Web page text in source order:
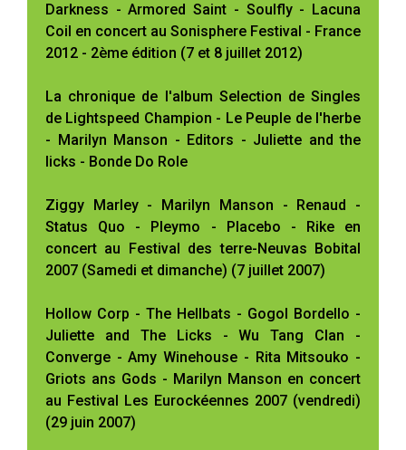
Darkness - Armored Saint - Soulfly - Lacuna
Coil en concert au Sonisphere Festival - France
2012 - 2ème édition (7 et 8 juillet 2012)
La chronique de l'album Selection de Singles
de Lightspeed Champion - Le Peuple de l'herbe
- Marilyn Manson - Editors - Juliette and the
licks - Bonde Do Role
Ziggy Marley - Marilyn Manson - Renaud -
Status Quo - Pleymo - Placebo - Rike en
concert au Festival des terre-Neuvas Bobital
2007 (Samedi et dimanche) (7 juillet 2007)
Hollow Corp - The Hellbats - Gogol Bordello -
Juliette and The Licks - Wu Tang Clan -
Converge - Amy Winehouse - Rita Mitsouko -
Griots ans Gods - Marilyn Manson en concert
au Festival Les Eurockéennes 2007 (vendredi)
(29 juin 2007)